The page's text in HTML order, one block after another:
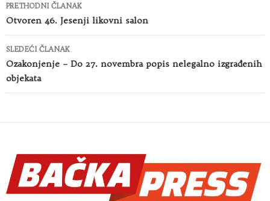
članaka
PRETHODNI ČLANAK
Otvoren 46. Jesenji likovni salon
SLEDEĆI ČLANAK
Ozakonjenje – Do 27. novembra popis nelegalno izgrađenih
objekata